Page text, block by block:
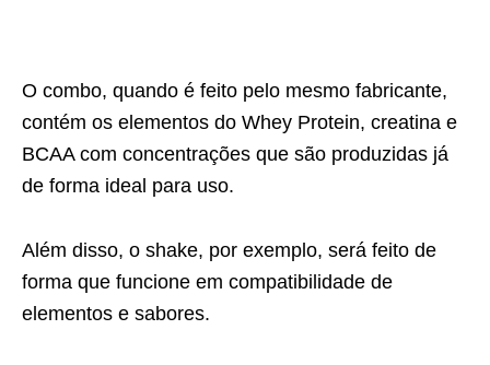
O combo, quando é feito pelo mesmo fabricante,
contém os elementos do Whey Protein, creatina e
BCAA com concentrações que são produzidas já
de forma ideal para uso.
Além disso, o shake, por exemplo, será feito de
forma que funcione em compatibilidade de
elementos e sabores.